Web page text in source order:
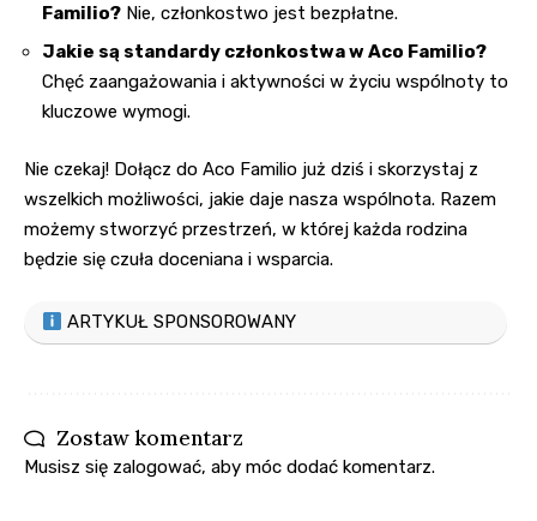
Familio? Nie, członkostwo jest bezpłatne.
Jakie są standardy członkostwa w Aco Familio?
Chęć zaangażowania i aktywności w życiu wspólnoty to
kluczowe wymogi.
Nie czekaj! Dołącz do Aco Familio już dziś i skorzystaj z
wszelkich możliwości, jakie daje nasza wspólnota. Razem
możemy stworzyć przestrzeń, w której każda rodzina
będzie się czuła doceniana i wsparcia.
ARTYKUŁ SPONSOROWANY
Zostaw komentarz
Musisz się zalogować, aby móc dodać komentarz.